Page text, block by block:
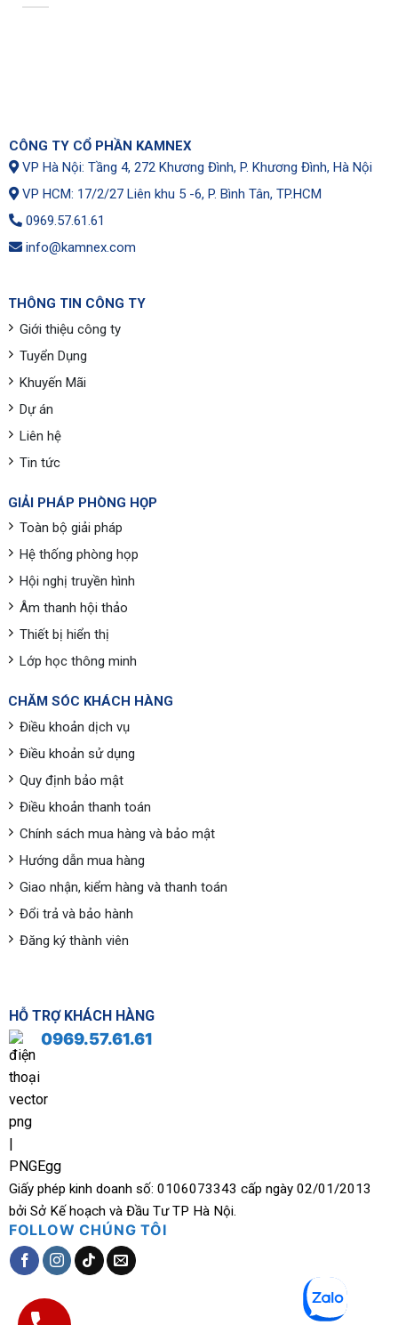
CÔNG TY CỔ PHẦN KAMNEX
VP Hà Nội: Tầng 4, 272 Khương Đình, P. Khương Đình, Hà Nội
VP HCM: 17/2/27 Liên khu 5 -6, P. Bình Tân, TP.HCM
0969.57.61.61
info@kamnex.com
THÔNG TIN CÔNG TY
Giới thiệu công ty
Tuyển Dụng
Khuyến Mãi
Dự án
Liên hệ
Tin tức
GIẢI PHÁP PHÒNG HỌP
Toàn bộ giải pháp
Hệ thống phòng họp
Hội nghị truyền hình
Âm thanh hội thảo
Thiết bị hiển thị
Lớp học thông minh
CHĂM SÓC KHÁCH HÀNG
Điều khoản dịch vụ
Điều khoản sử dụng
Quy định bảo mật
Điều khoản thanh toán
Chính sách mua hàng và bảo mật
Hướng dẫn mua hàng
Giao nhận, kiểm hàng và thanh toán
Đổi trả và bảo hành
Đăng ký thành viên
HỖ TRỢ KHÁCH HÀNG
0969.57.61.61
Giấy phép kinh doanh số: 0106073343 cấp ngày 02/01/2013
bởi Sở Kế hoạch và Đầu Tư TP Hà Nội.
FOLLOW CHÚNG TÔI